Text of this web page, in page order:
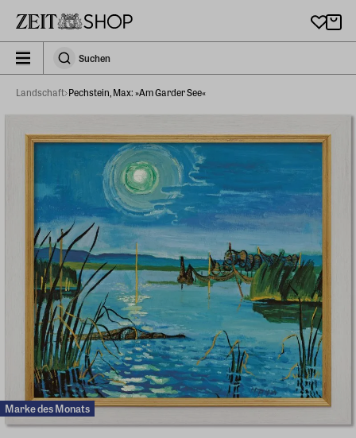
zeit_storefront.components.search.collapsed
SuchenSuchen
Landschaft Pechstein, Max: »Am Garder See«
Marke des Monats